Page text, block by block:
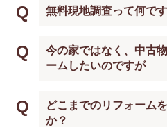
Q 無料現地調査って何で
Q
今の家ではなく、中古
ームしたいのですが
Q
どこまでのリフォーム
か？